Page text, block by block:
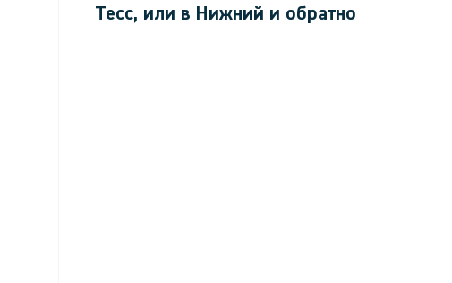
Тесс, или в Нижний и обратно